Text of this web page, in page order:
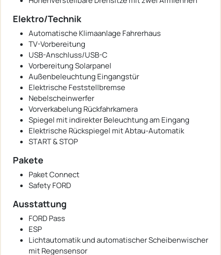
Elektro/Technik
Automatische Klimaanlage Fahrerhaus
TV-Vorbereitung
USB-Anschluss/USB-C
Vorbereitung Solarpanel
Außenbeleuchtung Eingangstür
Elektrische Feststellbremse
Nebelscheinwerfer
Vorverkabelung Rückfahrkamera
Spiegel mit indirekter Beleuchtung am Eingang
Elektrische Rückspiegel mit Abtau-Automatik
START & STOP
Pakete
Paket Connect
Safety FORD
Ausstattung
FORD Pass
ESP
Lichtautomatik und automatischer Scheibenwischer
mit Regensensor